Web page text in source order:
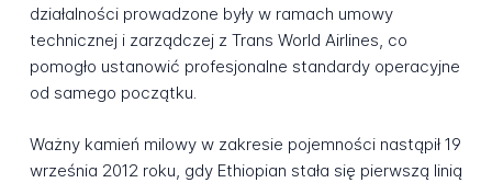
działalności prowadzone były w ramach umowy
technicznej i zarządczej z Trans World Airlines, co
pomogło ustanowić profesjonalne standardy operacyjne
od samego początku.
Ważny kamień milowy w zakresie pojemności nastąpił 19
września 2012 roku, gdy Ethiopian stała się pierwszą linią